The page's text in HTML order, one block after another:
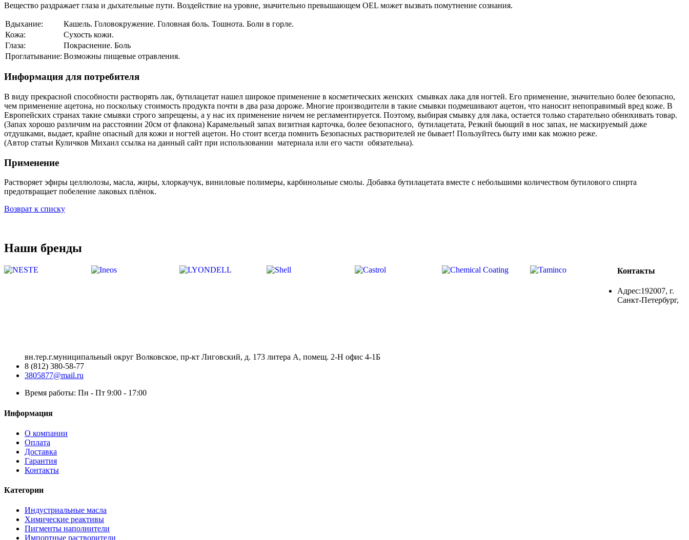
Вещество раздражает глаза и дыхательные пути. Воздействие на уровне, значительно превышающем OEL может вызвать помутнение сознания.
Вдыхание:
Кашель. Головокружение. Головная боль. Тошнота. Боли в горле.
Кожа:
Сухость кожи.
Глаза:
Покраснение. Боль
Проглатывание: Возможны пищевые отравления.
Информация для потребителя
В виду прекрасной способности растворять лак, бутилацетат нашел широкое применение в косметических женских смывках лака для ногтей. Его применение, значительно более безопасно,
чем применение ацетона, но поскольку стоимость продукта почти в два раза дороже. Многие производители в такие смывки подмешивают ацетон, что наносит непоправимый вред коже. В
Европейских странах такие смывки строго запрещены, а у нас их применение ничем не регламентируется. Поэтому, выбирая смывку для лака, остается только старательно обнюхивать товар.
(Запах хорошо различим на расстоянии 20см от флакона) Карамельный запах визитная карточка, более безопасного, бутилацетата, Резкий бьющий в нос запах, не маскируемый даже
отдушками, выдает, крайне опасный для кожи и ногтей ацетон. Но стоит всегда помнить Безопасных растворителей не бывает! Пользуйтесь быту ими как можно реже.
(Автор статьи Куличков Михаил ссылка на данный сайт при использовании материала или его части обязательна).
Применение
Растворяет эфиры целлюлозы, масла, жиры, хлоркаучук, виниловые полимеры, карбинольные смолы. Добавка бутилацетата вместе с небольшими количеством бутилового спирта
предотвращает побеление лаковых плёнок.
Возврат к списку
Наши бренды
Контакты
Адрес:192007, г.
Санкт-Петербург,
вн.тер.г.муниципальный округ Волковское, пр-кт Лиговский, д. 173 литера А, помещ. 2-Н офис 4-1Б
8 (812) 380-58-77
3805877@mail.ru
Время работы: Пн - Пт 9:00 - 17:00
Информация
О компании
Оплата
Доставка
Гарантия
Контакты
Категории
Индустриальные масла
Химические реактивы
Пигменты наполнители
Импортные растворители